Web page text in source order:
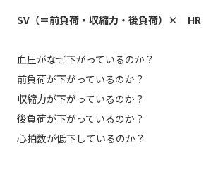
SV（＝前負荷・収縮力・後負荷）×
血圧がなぜ下がっているのか？
前負荷が下がっているのか？
収縮力が下がっているのか？
後負荷が下がっているのか？
心拍数が低下しているのか？